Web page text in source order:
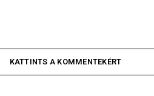
KATTINTS A KOMMENTEKÉRT